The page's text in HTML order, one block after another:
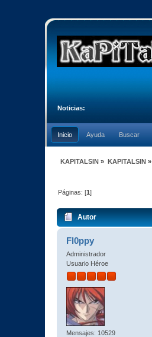
Noticias:
Inicio Ayuda Buscar
KAPITALSIN » KAPITALSIN»
Páginas: [1]
Autor
Fl0ppy
Administrador
Usuario Héroe
Mensajes: 10529